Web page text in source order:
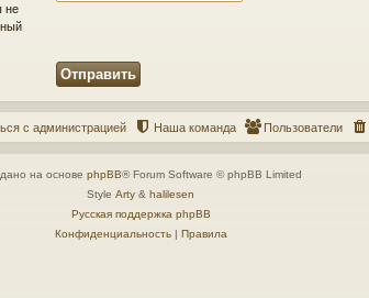
не
Пользователи
Наша команда
с администрацией
на основе phpBB® Forum Software © phpBB Limited
Style Arty & halilesen
Русская поддержка phpBB
Конфиденциальность| Правила